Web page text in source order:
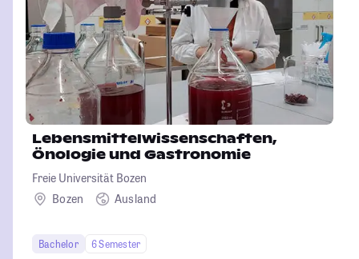
Lebensmittelwissenschaften,
Önologie und Gastronomie
Freie Universität Bozen
Bozen
Ausland
Bachelor
6 Semester